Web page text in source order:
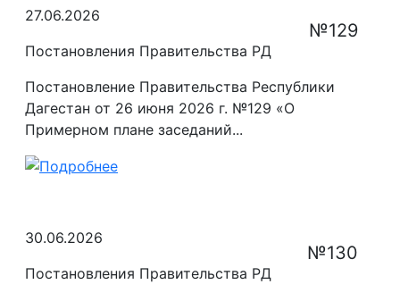
27.06.2026
Постановления Правительства РД
№129
Постановление Правительства Республики
Дагестан от 26 июня 2026 г. №129 «О
Примерном плане заседаний...
30.06.2026
Постановления Правительства РД
№130